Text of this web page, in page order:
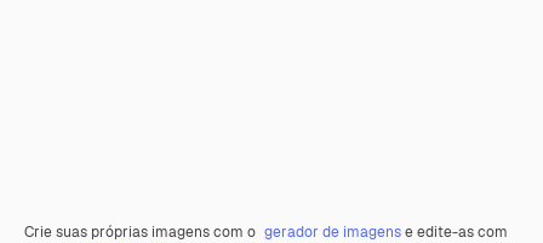
Crie suas próprias imagens com o gerador de imagense edite-as com